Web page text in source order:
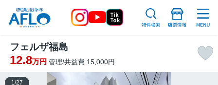
フェルザ福島
12.8万円 管理/共益費 15,000円
1 /27